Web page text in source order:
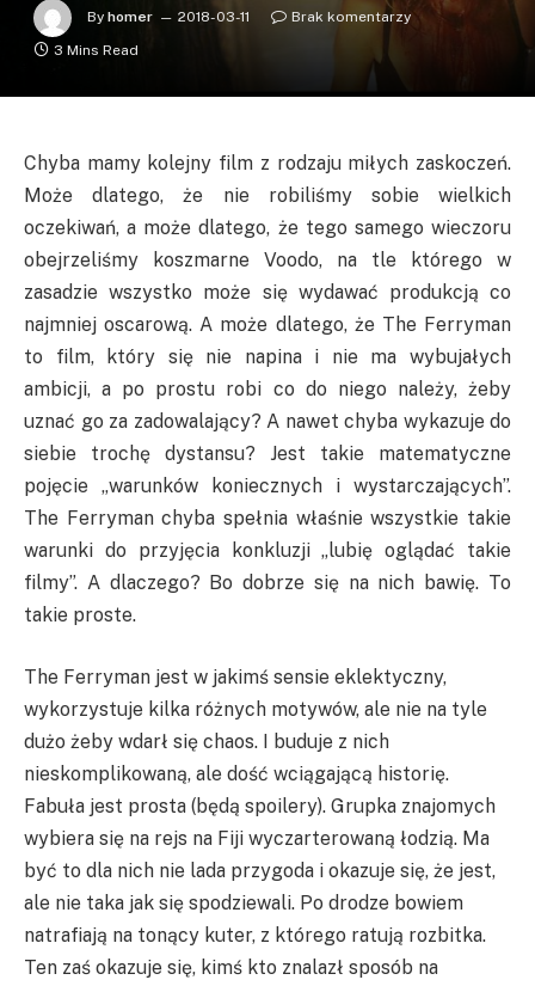
By homer 2018-03-11
Brak komentarzy
3 Mins Read
Chyba mamy kolejny film z rodzaju miłych zaskoczeń.
Może dlatego, że nie robiliśmy sobie wielkich
oczekiwań, a może dlatego, że tego samego wieczoru
obejrzeliśmy koszmarne Voodo, na tle którego w
zasadzie wszystko może się wydawać produkcją co
najmniej oscarową. A może dlatego, że The Ferryman
to film, który się nie napina i nie ma wybujałych
ambicji, a po prostu robi co do niego należy, żeby
uznać go za zadowalający? A nawet chyba wykazuje do
siebie trochę dystansu? Jest takie matematyczne
pojęcie „warunków koniecznych i wystarczających”.
The Ferryman chyba spełnia właśnie wszystkie takie
warunki do przyjęcia konkluzji „lubię oglądać takie
filmy”. A dlaczego? Bo dobrze się na nich bawię. To
takie proste.
The Ferryman jest w jakimś sensie eklektyczny,
wykorzystuje kilka różnych motywów, ale nie na tyle
dużo żeby wdarł się chaos. I buduje z nich
nieskomplikowaną, ale dość wciągającą historię.
Fabuła jest prosta (będą spoilery). Grupka znajomych
wybiera się na rejs na Fiji wyczarterowaną łodzią. Ma
być to dla nich nie lada przygoda i okazuje się, że jest,
ale nie taka jak się spodziewali. Po drodze bowiem
natrafiają na tonący kuter, z którego ratują rozbitka.
Ten zaś okazuje się, kimś kto znalazł sposób na